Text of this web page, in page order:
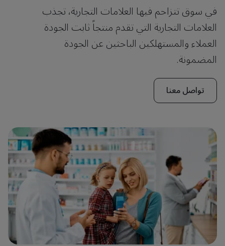
في سوق تتزاحم فيها العلامات التجارية، تجذب
العلامات التجارية التي تقدم منتجاً ثابت الجودة
العملاء والمستهلكين الباحثين عن الجودة
المضمونة.
تواصل معنا